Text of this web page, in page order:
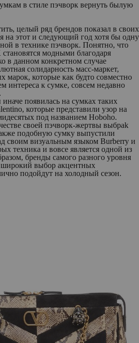
в стиле пэчворк вернуть былую
целый ряд брендов показал в своих
на этот и следующий год хотя бы одну
в технике пэчворк. Понятно, что
модными благодаря
в данном конкретном случае
солидарность масс-маркет,
марок, которые как будто совместно
интереса к сумке, совсем недавно
появилась на сумках таких
которые представили узор на
под названием Hoboho.
своей пэчворк-жертвы выбраk
подобную сумку выпустили
своим визуальным языком Burberry и
техника и вовсе является одной из
бренды самого разного уровня
широкий выбор акцентных
подойдут на холодный сезон.